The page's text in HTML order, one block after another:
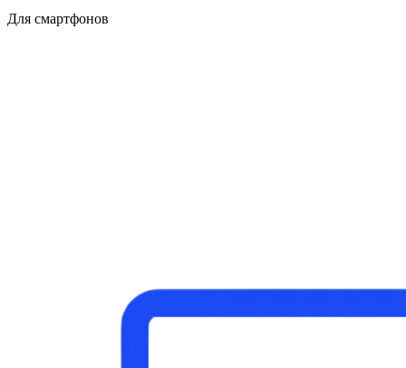
Для смартфонов